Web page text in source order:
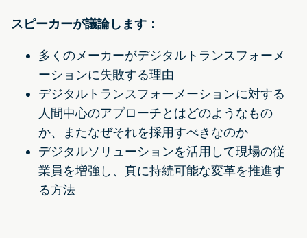
スピーカーが議論します：
多くのメーカーがデジタルトランスフォーメ
ーションに失敗する理由
デジタルトランスフォーメーションに対する
人間中心のアプローチとはどのようなもの
か、またなぜそれを採用すべきなのか
デジタルソリューションを活用して現場の従
業員を増強し、真に持続可能な変革を推進す
る方法